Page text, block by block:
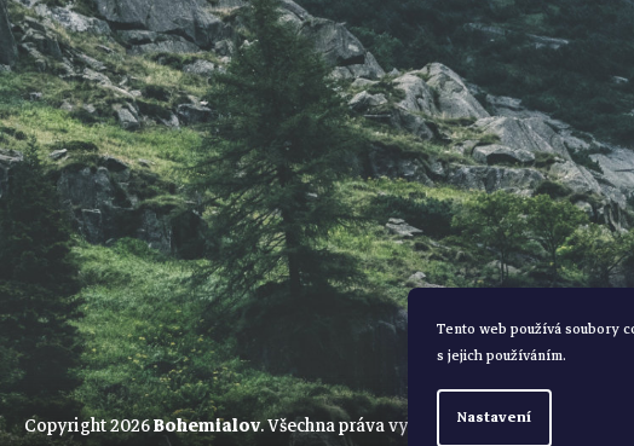
Tento web používá soubory
s jejich používáním.
Nastavení
Copyright 2026Bohemialov. Všechna práva vyhrazena.